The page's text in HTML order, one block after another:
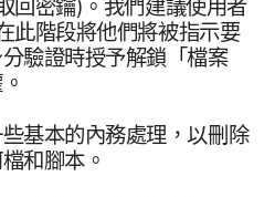
回密鑰)。​我們​建議​使用​者​
此​階段​將​他們​將​被​指示​要​
驗​證​時​授予​解鎖​「檔案​
基本​的​內務​處理，​以​刪除​
和​腳本。